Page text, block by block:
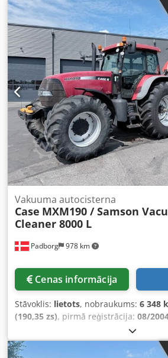
Akref Gads: 1987 Motorstundas: 3
platums: 5,00 m Aprīkojums: salmu
izkliedētājs
Padborg 978 km
Vakuuma autocisterna
Case MXM190 / Samson
Cleaner 8000 L
Cenas informācija
Stāvoklis: lietots, nobraukums: 6 348
(190,35 zs), pirmā reģistrācija: 08/
, Ražošanas gads: